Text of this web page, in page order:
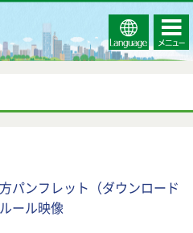
Select
Language
コンテ
ンツメ
ニュー
パンフレット（ダウンロード
ール映像